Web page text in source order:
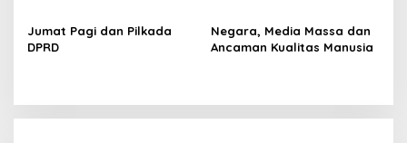
Sebuah SMK Swasta di
Surabaya
Jumat Pagi dan Pilkada
DPRD
Negara, Media Massa dan
Ancaman Kualitas Manusia